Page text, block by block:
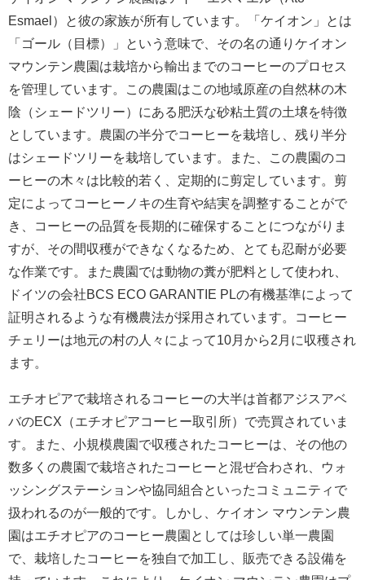
Esmael）と彼の家族が所有しています。「ケイオン」とは
「ゴール（目標）」という意味で、その名の通りケイオン
マウンテン農園は栽培から輸出までのコーヒーのプロセス
を管理しています。この農園はこの地域原産の自然林の木
陰（シェードツリー）にある肥沃な砂粘土質の土壌を特徴
としています。農園の半分でコーヒーを栽培し、残り半分
はシェードツリーを栽培しています。また、この農園のコ
ーヒーの木々は比較的若く、定期的に剪定しています。剪
定によってコーヒーノキの生育や結実を調整することがで
き、コーヒーの品質を長期的に確保することにつながりま
すが、その間収穫ができなくなるため、とても忍耐が必要
な作業です。また農園では動物の糞が肥料として使われ、
ドイツの会社BCS ECO GARANTIE PLの有機基準によって
証明されるような有機農法が採用されています。コーヒー
チェリーは地元の村の人々によって10月から2月に収穫され
ます。
エチオピアで栽培されるコーヒーの大半は首都アジスアベ
バのECX（エチオピアコーヒー取引所）で売買されていま
す。また、小規模農園で収穫されたコーヒーは、その他の
数多くの農園で栽培されたコーヒーと混ぜ合わされ、ウォ
ッシングステーションや協同組合といったコミュニティで
扱われるのが一般的です。しかし、ケイオン マウンテン農
園はエチオピアのコーヒー農園としては珍しい単一農園
で、栽培したコーヒーを独自で加工し、販売できる設備を